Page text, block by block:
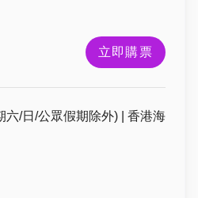
立即購票
六/日/公眾假期除外) | 香港海